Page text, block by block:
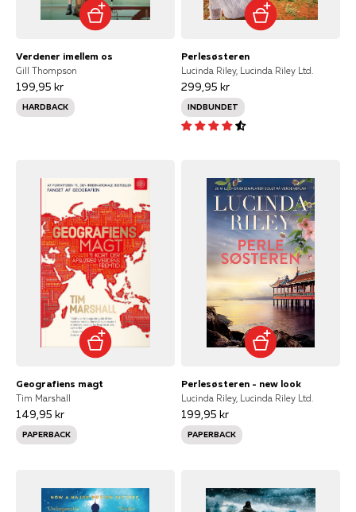
Verdener imellem os
Gill Thompson
199,95 kr
HARDBACK
Perlesøsteren
Lucinda Riley, Lucinda Riley Ltd.
299,95 kr
INDBUNDET
Geografiens magt
Tim Marshall
149,95 kr
PAPERBACK
Perlesøsteren - new look
Lucinda Riley, Lucinda Riley Ltd.
199,95 kr
PAPERBACK